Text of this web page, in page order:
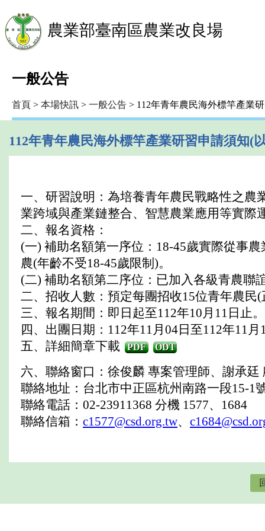
農業部臺南區農業改良場
一般公告
首頁 > 本場快訊 > 一般公告 > 112年青年農民海外標竿產業
112年青年農民海外標竿產業研習申請須知(
一、研習說明：為培養青年農民戰略性之
業跨域與產業鏈整合、智慧農業應用等實際
二、報名資格：
(一) 補助名額第一序位：18-45歲實際從事
農(年齡不受18-45歲限制)。
(二) 補助名額第二序位：已加入各級青農聯
二、招收人數：預定每團招收15位青年農民
三、報名期間：即日起至112年10月11日止。
四、出團日期：112年11月04日至112年11月
五、詳細簡章下載
PDF ODT
六、聯絡窗口：徐俊麟 專案管理師、謝承
聯絡地址：台北市中正區杭州南路一段15-1
聯絡電話：02-23911368 分機 1577、1684
聯絡信箱： c1577@csd.org.tw、